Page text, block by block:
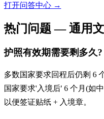
打开问答中心 →
热门问题 — 通用
护照有效期需要剩多久?
多数国家要求回程后仍剩 6
国家要求'入境后' 6 个月(如
以便签证贴纸 + 入境章。